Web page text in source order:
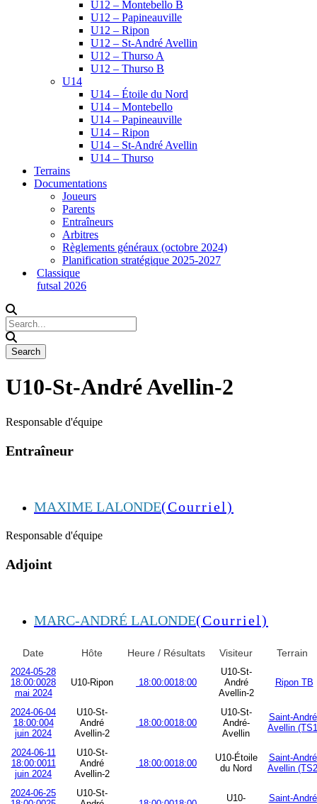
U12 – Montebello B
U12 – Papineauville
U12 – Ripon
U12 – St-André Avellin
U12 – Thurso A
U12 – Thurso B
U14
U14 – Étoile du Nord
U14 – Montebello
U14 – Papineauville
U14 – Ripon
U14 – St-André Avellin
U14 – Thurso
Terrains
Documentations
Joueurs
Parents
Entraîneurs
Arbitres
Règlements généraux (octobre 2024)
Planification stratégique 2025-2027
Classique
futsal 2026
U10-St-André Avellin-2
Responsable d'équipe
Entraîneur
MAXIME LALONDE(Courriel)
Responsable d'équipe
Adjoint
MARC-ANDRÉ LALONDE(Courriel)
Date Hôte Heure / Résultats Visiteur Terrain
2024-05-28
18:00:0028
mai 2024
U10-Ripon 18:00:0018:00
U10-St-
André
Avellin-2
Ripon TB
2024-06-04
18:00:004
juin 2024
U10-St-
André
Avellin-2
18:00:0018:00
U10-St-
André-
Avellin
Saint-
Avellin
2024-06-11
18:00:0011
juin 2024
U10-St-
André
Avellin-2
18:00:0018:00
U10-Étoile
du Nord
Saint-
Avellin
2024-06-25
U10-St-
U10-
Saint-